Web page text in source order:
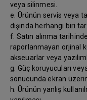
veya silinmesi.
e. Ürünün servis veya
dışında herhangi biri
f. Satın alınma
raporlanmayan orjinal
akseuarlar veya
g. Güç koruyucuları
sonucunda ekran
h. Ürünün yanlış